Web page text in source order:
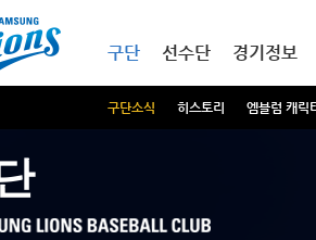
구단
구단소식 히스토리 엠블럼 캐릭
선수단 경기정보